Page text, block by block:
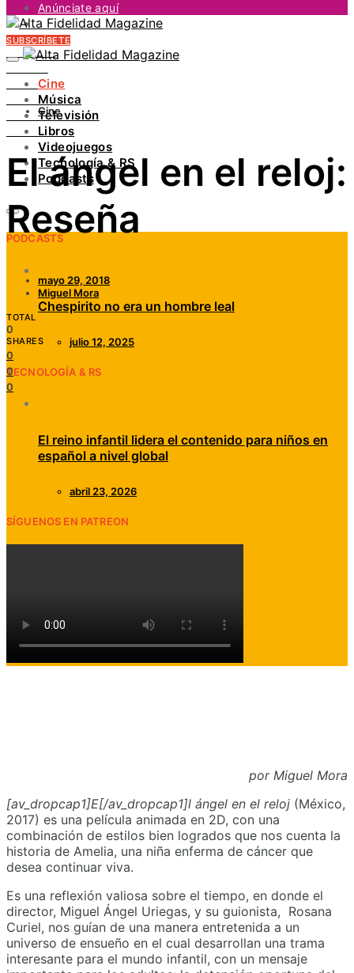
Anúnciate aquí
Contacto
FACEBOOK
INSTAGRAM
PINTEREST
YOUTUBE
LINKEDIN
SUBSCRÍBETE
Cine
Música
Televisión
Libros
Videojuegos
Tecnología & RS
Podcasts
PODCASTS
Chespirito no era un hombre leal
julio 12, 2025
TECNOLOGÍA & RS
El reino infantil lidera el contenido para niños en
español a nivel global
abril 23, 2026
SÍGUENOS EN PATREON
Cine
El ángel en el reloj:
Reseña
mayo 29, 2018
Miguel Mora
TOTAL
0
SHARES
0
0
0
por Miguel Mora
[av_dropcap1]E[/av_dropcap1]l ángel en el reloj (México,
2017) es una película animada en 2D, con una
combinación de estilos bien logrados que nos cuenta la
historia de Amelia, una niña enferma de cáncer que
desea continuar viva.
Es una reflexión valiosa sobre el tiempo, en donde el
director, Miguel Ángel Uriegas, y su guionista, Rosana
Curiel, nos guían de una manera entretenida a un
universo de ensueño en el cual desarrollan una trama
interesante para el mundo infantil, con un mensaje